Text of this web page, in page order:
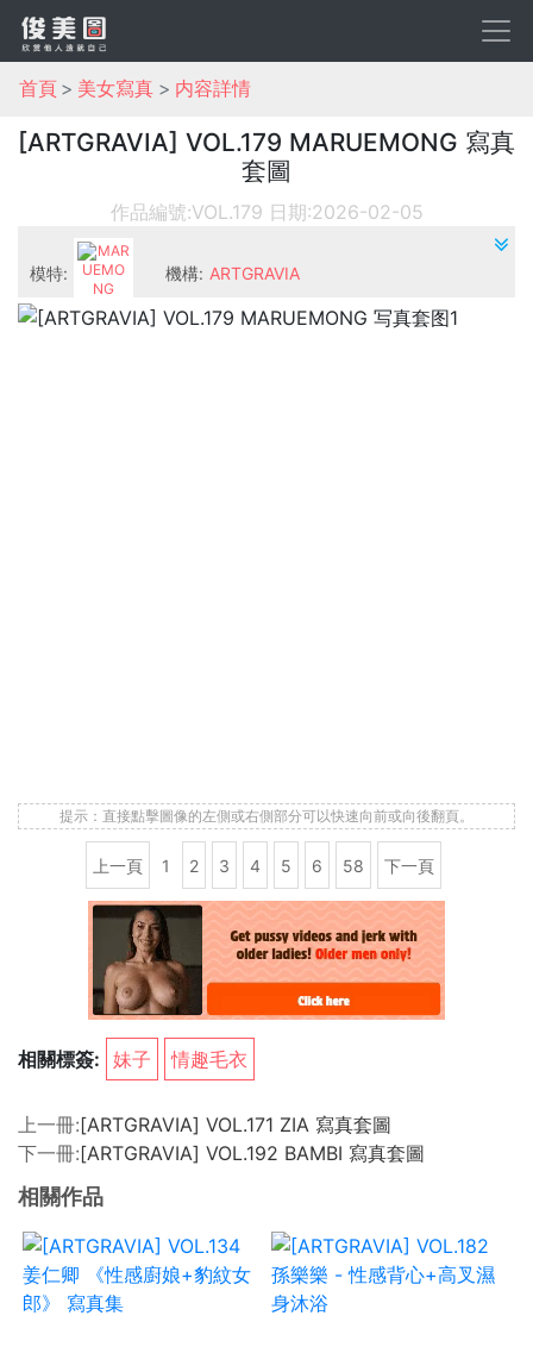
首頁 美女寫真 内容詳情
[ARTGRAVIA] VOL.179 MARUEMONG 寫真
套圖
作品編號:VOL.179 日期:2026-02-05
模特:
MARUEM
ONG
機構: ARTGRAVIA
提示：直接點擊圖像的左側或右側部分可以快速向前或向後翻頁。
上一頁 1 2 3 4 5 6 58 下一頁
相關標簽: 妹子 情趣毛衣
上一冊:[ARTGRAVIA] VOL.171 ZIA 寫真套圖
下一冊:[ARTGRAVIA] VOL.192 BAMBI 寫真套圖
相關作品